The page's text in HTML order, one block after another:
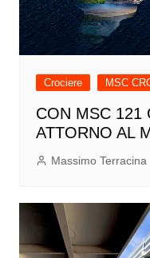
Crociere MSC
CON MSC 121
ATTORNO AL
Massimo Terracina